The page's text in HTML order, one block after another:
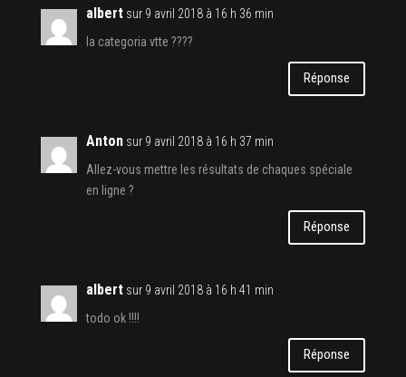
albert sur 9 avril 2018 à 16 h 36 min
la categoria vtte ????
Réponse
Anton sur 9 avril 2018 à 16 h 37 min
Allez-vous mettre les résultats de chaques spéciale
en ligne ?
Réponse
albert sur 9 avril 2018 à 16 h 41 min
todo ok !!!!
Réponse